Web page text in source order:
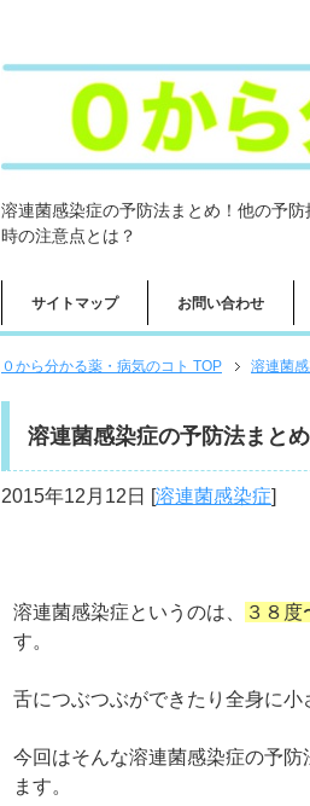
溶連菌感染症の予防法まとめ！他の予防
時の注意点とは？
サイトマップ お問い合わせ
０から分かる薬・病気のコト TOP 溶連菌
溶連菌感染症の予防法まと
2015年12月12日 [溶連菌感染症]
溶連菌感染症というのは、 ３８
す。
舌につぶつぶができたり全身に小
今回はそんな溶連菌感染症の予
ます。